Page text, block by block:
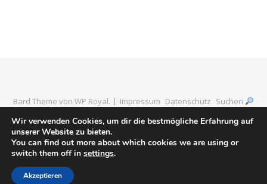
Bard Theme vonWP Royal. Impressum Datenschutz Suchen
ZURÜCK NACH OBEN
Wir verwenden Cookies, um dir die bestmögliche Erfahrung auf
unserer Website zu bieten.
You can find out more about which cookies we are using or
switch them off in settings.
Akzeptieren